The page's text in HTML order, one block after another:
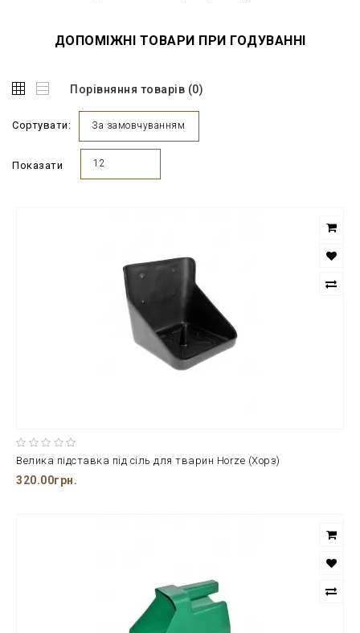
ДОПОМІЖНІ ТОВАРИ ПРИ ГОДУВАННІ
Порівняння товарів (0)
Сортувати: За замовчуванням
Показати 12
Велика підставка під сіль для тварин Horze (Хорз)
320.00грн.